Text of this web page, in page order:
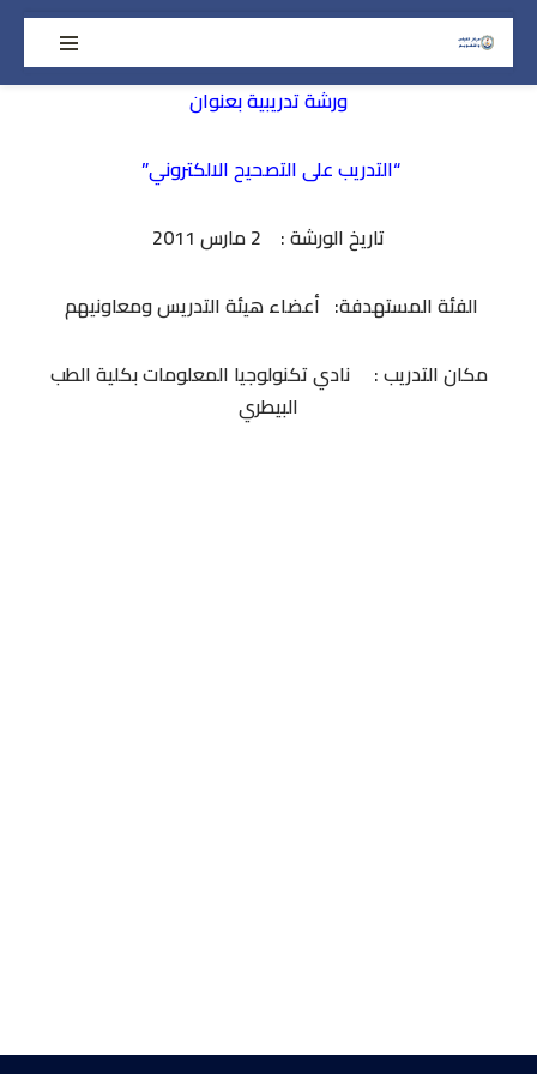
تخطى
ورشة تدريبية بعنوان
“التدريب على التصحيح الالكتروني”
تاريخ الورشة : 2 مارس 2011
الفئة المستهدفة: أعضاء هيئة التدريس ومعاونيهم
مكان التدريب : نادي تكنولوجيا المعلومات بكلية الطب
البيطري